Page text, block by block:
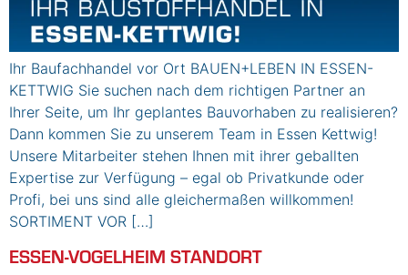
Ihr Baufachhandel vor Ort BAUEN+LEBEN IN ESSEN-
KETTWIG Sie suchen nach dem richtigen Partner an
Ihrer Seite, um Ihr geplantes Bauvorhaben zu realisieren?
Dann kommen Sie zu unserem Team in Essen Kettwig!
Unsere Mitarbeiter stehen Ihnen mit ihrer geballten
Expertise zur Verfügung – egal ob Privatkunde oder
Profi, bei uns sind alle gleichermaßen willkommen!
SORTIMENT VOR […]
ESSEN-VOGELHEIM STANDORT